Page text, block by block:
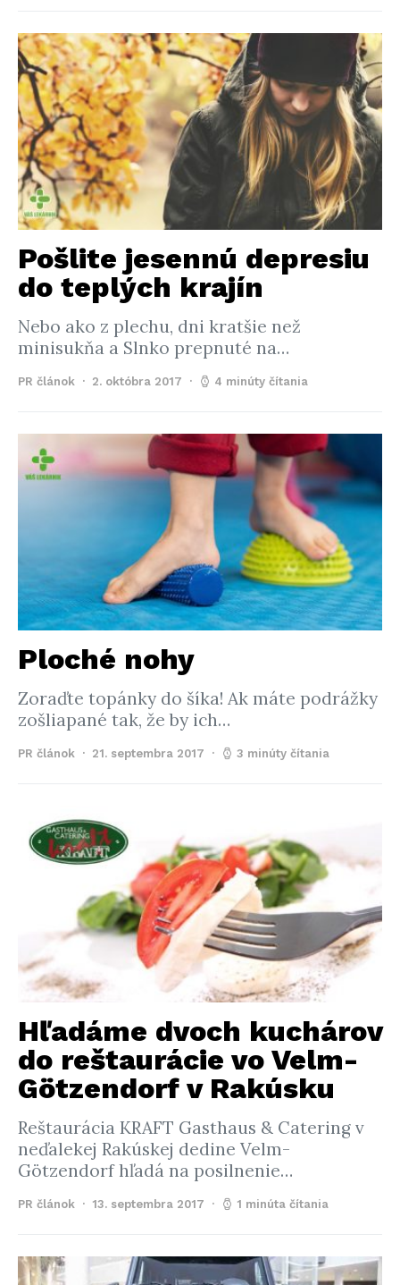
Pošlite jesennú depresiu
do teplých krajín
Nebo ako z plechu, dni kratšie než
minisukňa a Slnko prepnuté na…
PR článok 2. októbra 2017 4 minúty čítania
Ploché nohy
Zoraďte topánky do šíka! Ak máte podrážky
zošliapané tak, že by ich…
PR článok 21. septembra 2017 3 minúty čítania
Hľadáme dvoch kuchárov
do reštaurácie vo Velm-
Götzendorf v Rakúsku
Reštaurácia KRAFT Gasthaus & Catering v
neďalekej Rakúskej dedine Velm-
Götzendorf hľadá na posilnenie…
PR článok 13. septembra 2017 1 minúta čítania